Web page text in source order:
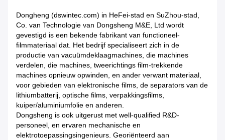
Dongheng (dswintec.com) in HeFei-stad en SuZhou-stad,
Co. van Technologie van Dongsheng M&E, Ltd wordt
gevestigd is een bekende fabrikant van functioneel-
filmmateriaal dat. Het bedrijf specialiseert zich in de
productie van vacuümdeklaagmachines, die machines
verdelen, die machines, tweerichtings film-trekkende
machines opnieuw opwinden, en ander verwant materiaal,
voor gebieden van elektronische films, de separators van de
lithiumbatterij, optische films, verpakkingsfilms,
kuiper/aluminiumfolie en anderen.
Dongsheng is ook uitgerust met well-qualified R&D-
personeel, en ervaren mechanische en
elektrotoepassingsingenieurs. Georiënteerd aan